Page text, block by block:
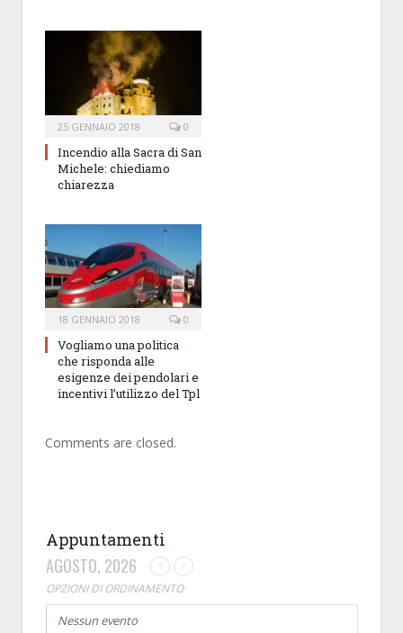
25 GENNAIO 2018 0
Incendio alla Sacra di San
Michele: chiediamo
chiarezza
18 GENNAIO 2018 0
Vogliamo una politica
che risponda alle
esigenze dei pendolari e
incentivi l’utilizzo del Tpl
Comments are closed.
Appuntamenti
AGOSTO, 2026
OPZIONI DI ORDINAMENTO
Nessun evento